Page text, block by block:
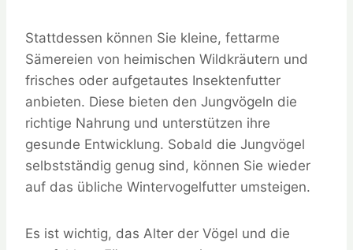
Stattdessen können Sie kleine, fettarme
Sämereien von heimischen Wildkräutern und
frisches oder aufgetautes Insektenfutter
anbieten. Diese bieten den Jungvögeln die
richtige Nahrung und unterstützen ihre
gesunde Entwicklung. Sobald die Jungvögel
selbstständig genug sind, können Sie wieder
auf das übliche Wintervogelfutter umsteigen.
Es ist wichtig, das Alter der Vögel und die